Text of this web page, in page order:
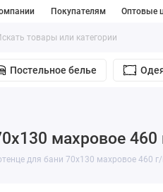
Покупателям Оптовые
Постельное белье
махровое
для бани 70х130 махровое 460